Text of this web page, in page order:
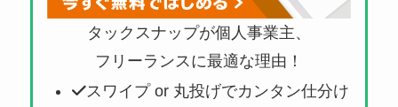
タックスナップが個人事業主、
フリーランスに最適な理由！
スワイプ or 丸投げでカンタン仕分け